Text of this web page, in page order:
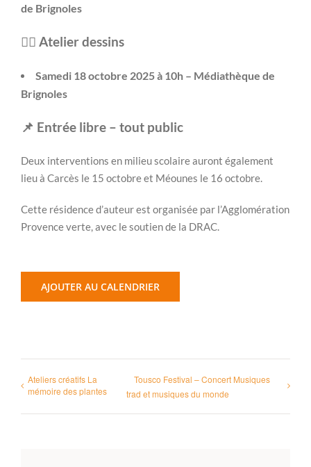
de Brignoles
👉🏻 Atelier dessins
Samedi 18 octobre 2025 à 10h – Médiathèque de
Brignoles
📌 Entrée libre – tout public
Deux interventions en milieu scolaire auront également
lieu à Carcès le 15 octobre et Méounes le 16 octobre.
Cette résidence d’auteur est organisée par l’Agglomération
Provence verte, avec le soutien de la DRAC.
AJOUTER AU CALENDRIER
Ateliers créatifs La
mémoire des plantes
Tousco Festival – Concert Musiques
trad et musiques du monde